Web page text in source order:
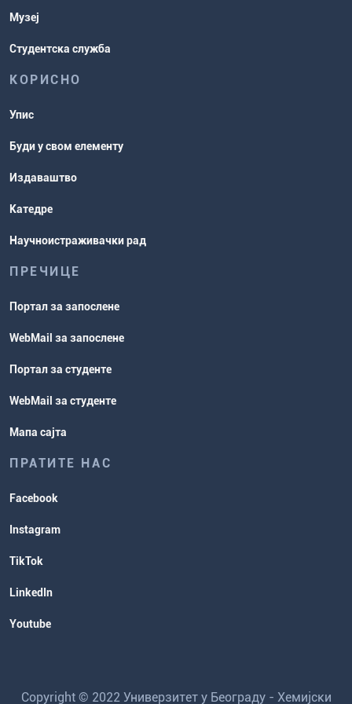
Музеј
Студентска служба
КОРИСНО
Упис
Буди у свом елементу
Издаваштво
Катедре
Научноистраживачки рад
ПРЕЧИЦЕ
Портал за запослене
WebMail за запослене
Портал за студенте
WebMail за студенте
Мапа сајта
ПРАТИТЕ НАС
Facebook
Instagram
TikTok
LinkedIn
Youtube
Copyright © 2022 Универзитет у Београду - Хемијски